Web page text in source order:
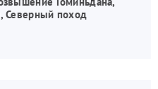
Северный поход